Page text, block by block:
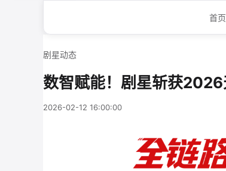
首页
剧星动态
数智赋能！剧星斩获2026
2026-02-12 16:00:00